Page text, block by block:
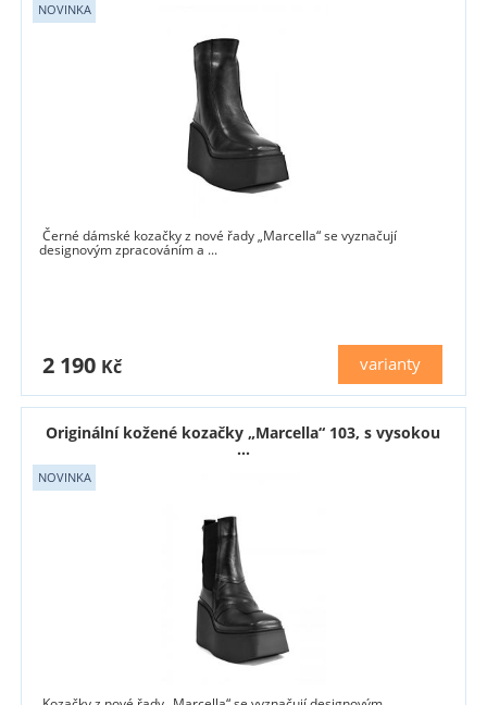
Černé dámské kozačky z nové řady „Marcella“ se vyznačují
designovým zpracováním a ...
varianty
2 190 Kč
Originální kožené kozačky „Marcella“ 103, s vysokou
...